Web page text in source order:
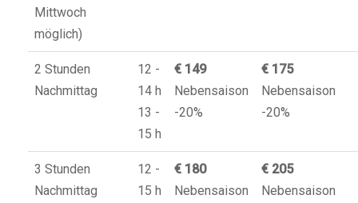
Mittwoch
möglich)
2 Stunden
Nachmittag
12 -
14 h
13 -
15 h
€ 149
Nebensaison
-20%
€ 175
Nebensaison
-20%
3 Stunden
Nachmittag
12 -
15 h
€ 180
Nebensaison
€ 205
Nebensaison